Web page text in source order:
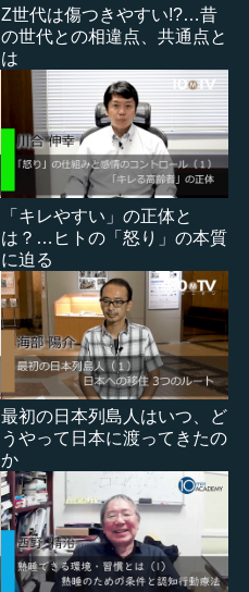
Z世代は傷つきやすい!?…昔
の世代との相違点、共通点と
は
「キレやすい」の正体と
は？…ヒトの「怒り」の本質
に迫る
最初の日本列島人はいつ、ど
うやって日本に渡ってきたの
か